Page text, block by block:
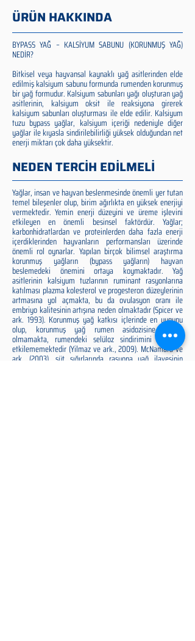
ÜRÜN HAKKINDA
BYPASS YAĞ – KALSİYUM SABUNU (KORUNMUŞ YAĞ)
NEDİR?
Bitkisel veya hayvansal kaynaklı yağ asitlerinden elde
edilmiş kalsiyum sabunu formunda rumenden korunmuş
bir yağ formudur. Kalsiyum sabunları yağı oluşturan yağ
asitlerinin, kalsiyum oksit ile reaksiyona girerek
kalsiyum sabunları oluşturması ile elde edilir. Kalsiyum
tuzu bypass yağlar, kalsiyum içeriği nedeniyle diğer
yağlar ile kıyasla sindirilebilirliği yüksek olduğundan net
enerji miktarı çok daha yüksektir.
NEDEN TERCİH EDİLMELİ
Yağlar, insan ve hayvan beslenmesinde önemli yer tutan
temel bileşenler olup, birim ağırlıkta en yüksek enerjiyi
vermektedir. Yemin enerji düzeyini ve üreme işlevini
etkileyen en önemli besinsel faktördür. Yağlar;
karbonhidratlardan ve proteinlerden daha fazla enerji
içerdiklerinden hayvanların performansları üzerinde
önemli rol oynarlar. Yapılan birçok bilimsel araştırma
korunmuş yağların (bypass yağların) hayvan
beslemedeki önemini ortaya koymaktadır. Yağ
asitlerinin kalsiyum tuzlarının ruminant rasyonlarına
katılması plazma kolesterol ve progesteron düzeylerinin
artmasına yol açmakta, bu da ovulasyon oranı ile
embriyo kalitesinin artışına neden olmaktadır (Spicer ve
ark. 1993). Korunmuş yağ katkısı içlerinde en uygunu
olup, korunmuş yağ rumen asidozisine neden
olmamakta, rumendeki selüloz sindirimini olumsuz
etkilememektedir (Yilmaz ve ark., 2009). McNamara ve
ark. (2003), süt sığırlarında rasyona yağ ilavesinin